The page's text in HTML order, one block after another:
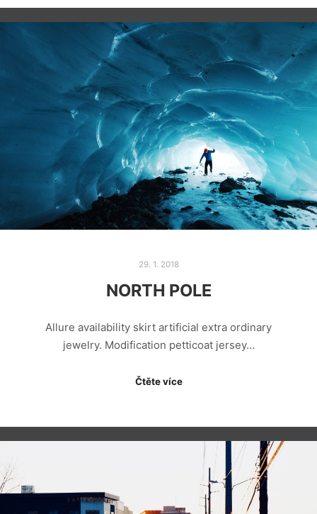
29. 1. 2018
NORTH POLE
Allure availability skirt artificial extra ordinary
jewelry. Modification petticoat jersey…
Čtěte více